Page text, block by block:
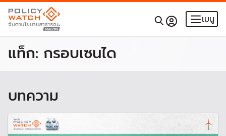
เมนู
แท็ก: กรอบเซนได
บทความ